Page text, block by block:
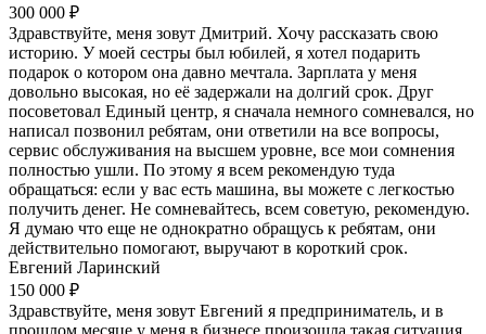
300 000 ₽
Здравствуйте, меня зовут Дмитрий. Хочу рассказать свою
историю. У моей сестры был юбилей, я хотел подарить
подарок о котором она давно мечтала. Зарплата у меня
довольно высокая, но её задержали на долгий срок. Друг
посоветовал Единый центр, я сначала немного сомневался, но
написал позвонил ребятам, они ответили на все вопросы,
сервис обслуживания на высшем уровне, все мои сомнения
полностью ушли. По этому я всем рекомендую туда
обращаться: если у вас есть машина, вы можете с легкостью
получить денег. Не сомневайтесь, всем советую, рекомендую.
Я думаю что еще не однократно обращусь к ребятам, они
действительно помогают, выручают в короткий срок.
Евгений Ларинский
150 000 ₽
Здравствуйте, меня зовут Евгений я предприниматель, и в
прошлом месяце у меня в бизнесе произошла такая ситуация